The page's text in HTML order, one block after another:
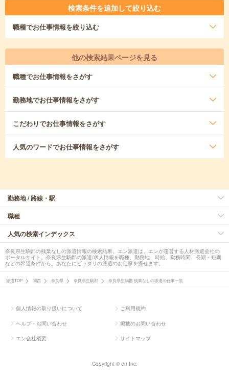
検索条件を追加して絞り込む
職種でお仕事情報を絞り込む
他の検索結果ページを見る
職種でお仕事情報をさがす
勤務地でお仕事情報をさがす
こだわりでお仕事情報をさがす
人気のワードでお仕事情報をさがす
勤務地 / 路線・駅
職種
人気の検索インデックス
奈良県生駒郡の残業なしの派遣情報の検索結果。エン派遣は、エンが運営する人材派遣会社の
ポータルサイト。奈良県生駒郡の派遣/求人情報を職種、勤務地、時給、勤務時間、長期・短期
などの希望条件から、あなたにピッタリの派遣のお仕事を探せます。
派遣TOP 関西 奈良県 奈良県生駒郡 奈良県生駒郡 残業なしの派遣の仕事一覧
個人情報の取り扱いについて ご利用規約
ヘルプ・お問い合わせ 掲載のお問い合わせ
エン会社概要 サイトマップ
Copyright © en Inc.